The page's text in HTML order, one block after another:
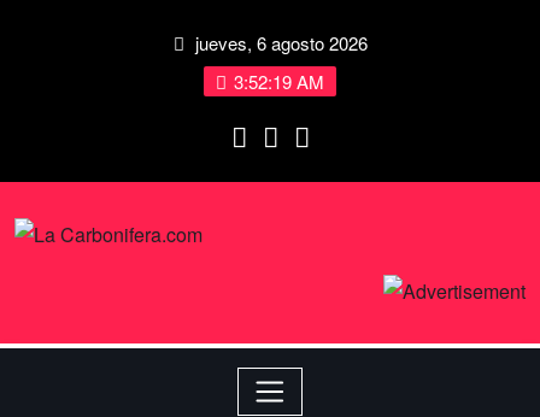
jueves, 6 agosto 2026
3:52:19 AM